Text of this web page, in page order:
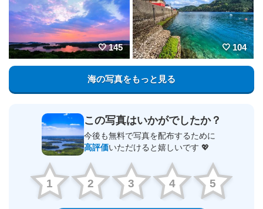
145 104
海の写真をもっと見る
この写真はいかがでしたか？
今後も無料で写真を配布するために
高評価いただけると嬉しいです 💖
1 2 3 4 5